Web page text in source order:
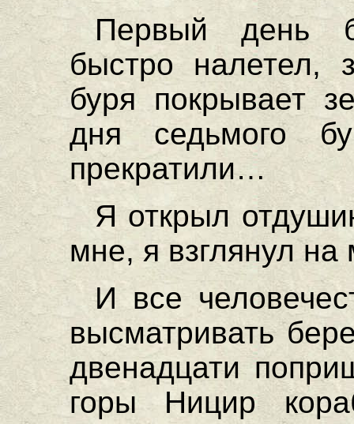
Первый день
быстро налетел,
буря покрывает
дня седьмого
прекратили…
Я открыл
мне, я взглянул
И все
высматривать
двенадцати
горы Ницир